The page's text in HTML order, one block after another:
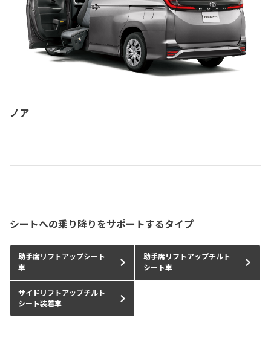
ノア
シートへの乗り降りをサポートするタイプ
助手席リフトアップシート
車
助手席リフトアップチルト
シート車
サイドリフトアップチルト
シート装着車